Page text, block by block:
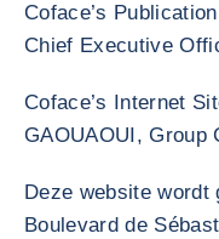
Coface’s
Chief Executive
Coface’s Internet
GAOUAOUI, Group
Deze website wordt
Boulevard de